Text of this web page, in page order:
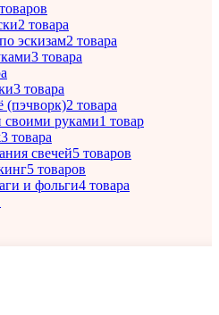
2 товара
эскизам2 товара
3 товара
3 товара
(пэчворк)2 товара
руками1 товар
3 товара
свечей5 товаров
5 товаров
и фольги4 товара